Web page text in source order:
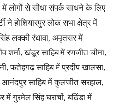
में लोगों से सीधा संपर्क साधने के लिए
ने होशियारपुर लोक सभा क्षेत्र में
लक्की रंधावा, अमृतसर में
शर्मा, खंडूर साहिब में रणजीत चीमा,
फतेहगढ़ साहिब में प्रदीप खालसा,
साहिब में कुलजीत सरहाल,
में गुरमेल सिंह घराचों, बठिंडा में